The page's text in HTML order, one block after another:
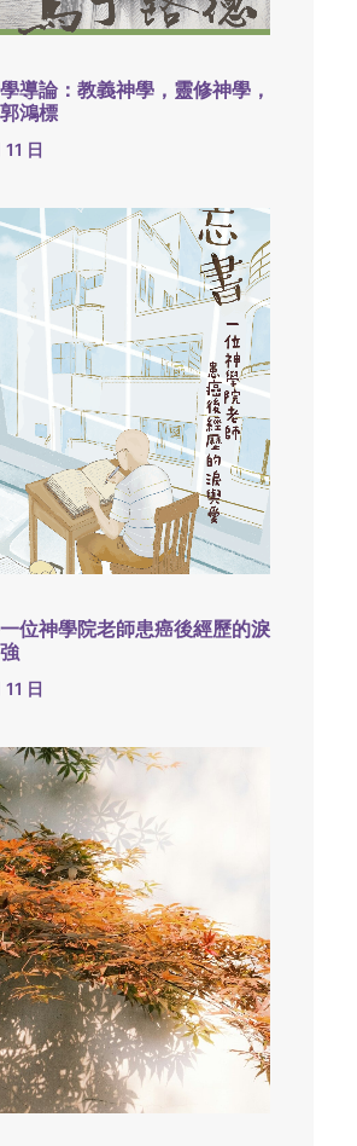
導論：教義神學，靈修神學，
鴻標
日
位神學院老師患癌後經歷的淚
日